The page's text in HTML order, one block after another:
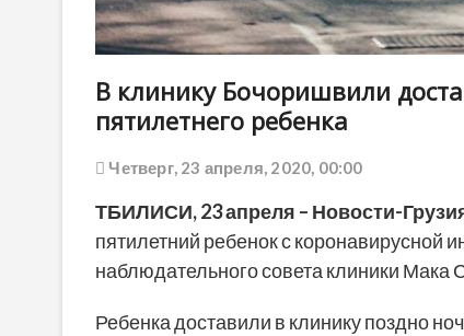
В клинику Бочоришвили
пятилетнего ребенка
Четверг, 23 апреля, 2020, 00:00
ТБИЛИСИ,23 апреля – Новости-
пятилетний ребенок с
наблюдательного совета клиники Мака
Ребенка доставили в клинику поздно